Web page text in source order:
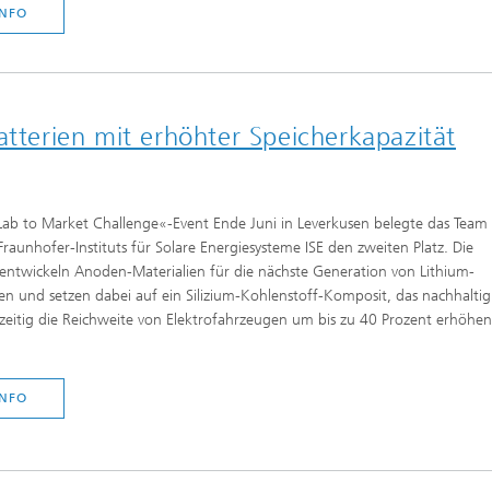
mit erhöhter Speicherkapazität
to Market Challenge«-Event Ende Juni in Leverkusen belegte das Team
Instituts für Solare Energiesysteme ISE den zweiten Platz. Die
Anoden-Materialien für die nächste Generation von Lithium-
und setzen dabei auf ein Silizium-Kohlenstoff-Komposit, das nachhaltig
die Reichweite von Elektrofahrzeugen um bis zu 40 Prozent erhöhen